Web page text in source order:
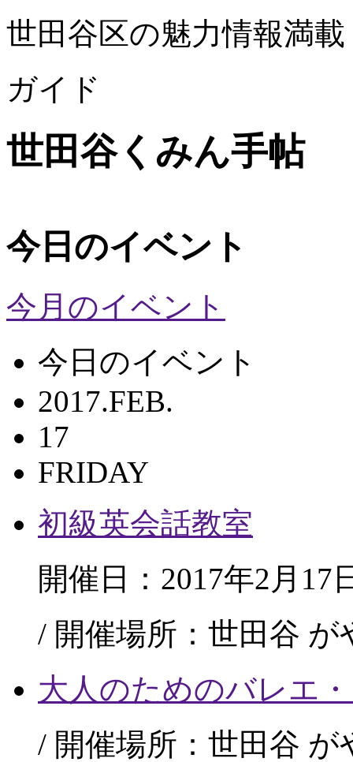
世田谷区の魅力情報満載
ガイド
世田谷くみん手帖
今日のイベント
今月のイベント
今日のイベント
2017.FEB.
17
FRIDAY
初級英会話教室
開催日：2017年2月17
/ 開催場所：世田谷
大人のためのバレエ
/ 開催場所：世田谷